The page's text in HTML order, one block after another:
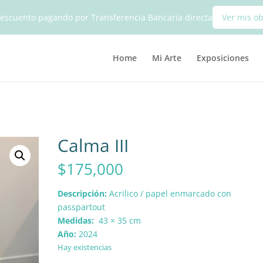
Home Mi Arte Exposiciones
Calma III
$175,000
Descripción: Acrilico / papel enmarcado con
passpartout
Medidas: 43 × 35 cm
Año: 2024
Hay existencias
pagando por Transferencia Bancaria directa Ver mis